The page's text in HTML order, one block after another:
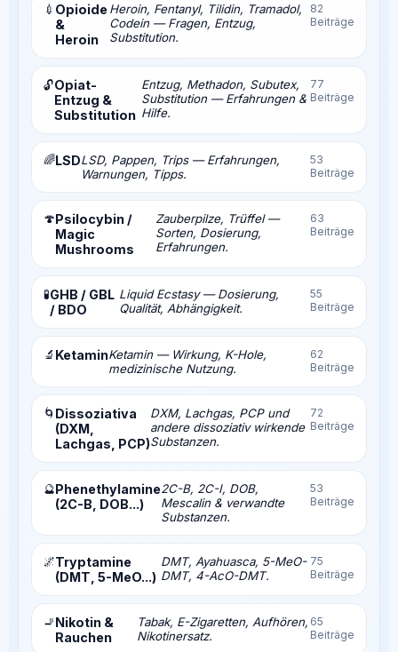
💉 Opioide
&
Heroin
Heroin, Fentanyl, Tilidin, Tramadol,
Codein — Fragen, Entzug,
Substitution.
82
Beiträge
🔓Opiat-
Entzug &
Substitution
Entzug, Methadon, Subutex,
Substitution — Erfahrungen &
Hilfe.
77
Beiträge
🌈LSDLSD, Pappen, Trips — Erfahrungen,
Warnungen, Tipps.
53
Beiträge
🍄Psilocybin /
Magic
Mushrooms
Zauberpilze, Trüffel —
Sorten, Dosierung,
Erfahrungen.
63
Beiträge
🧪GHB / GBL
/ BDO
Liquid Ecstasy — Dosierung,
Qualität, Abhängigkeit.
55
Beiträge
🔬 KetaminKetamin — Wirkung, K-Hole,
medizinische Nutzung.
62
Beiträge
🌀 Dissoziativa
(DXM,
Lachgas, PCP)
DXM, Lachgas, PCP und
andere dissoziativ wirkende
Substanzen.
72
Beiträge
🔮Phenethylamine
(2C-B, DOB...)
2C-B, 2C-I, DOB,
Mescalin & verwandte
Substanzen.
53
Beiträge
🌌Tryptamine
(DMT, 5-MeO...)
DMT, Ayahuasca, 5-MeO-
DMT, 4-AcO-DMT.
75
Beiträge
🚬Nikotin &
Rauchen
Tabak, E-Zigaretten, Aufhören,
Nikotinersatz.
65
Beiträge